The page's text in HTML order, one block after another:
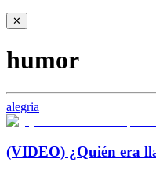
✕
humor
alegria
(VIDEO) ¿Quién era